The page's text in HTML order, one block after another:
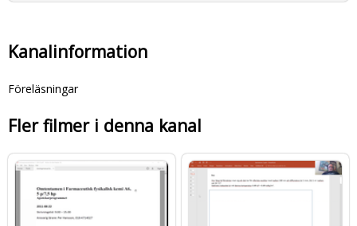
Kanalinformation
Föreläsningar
Fler filmer i denna kanal